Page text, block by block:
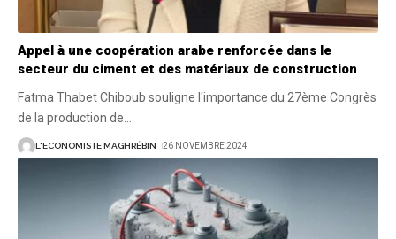
Appel à une coopération arabe renforcée dans le
secteur du ciment et des matériaux de construction
Fatma Thabet Chiboub souligne l'importance du 27ème Congrès
de la production de
L'ECONOMISTE MAGHRÉBIN 26 NOVEMBRE 2024